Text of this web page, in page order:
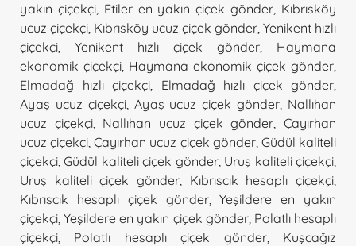
yakın çiçekçi, Etiler en yakın çiçek gönder, Kıbrısköy
ucuz çiçekçi, Kıbrısköy ucuz çiçek gönder, Yenikent hızlı
çiçekçi, Yenikent hızlı çiçek gönder, Haymana
ekonomik çiçekçi, Haymana ekonomik çiçek gönder,
Elmadağ hızlı çiçekçi, Elmadağ hızlı çiçek gönder,
Ayaş ucuz çiçekçi, Ayaş ucuz çiçek gönder, Nallıhan
ucuz çiçekçi, Nallıhan ucuz çiçek gönder,Çayırhan
ucuz çiçekçi,Çayırhan ucuz çiçek gönder, Güdül kaliteli
çiçekçi,Güdül kaliteli çiçek gönder, Uruş kaliteli çiçekçi,
Uruş kaliteli çiçek gönder, Kıbrıscık hesaplı çiçekçi,
Kıbrıscık hesaplı çiçek gönder,Yeşildere en yakın
çiçekçi,Yeşildere en yakın çiçek gönder, Polatlı hesaplı
çiçekçi, Polatlı hesaplı çiçek gönder, Kuşcağız